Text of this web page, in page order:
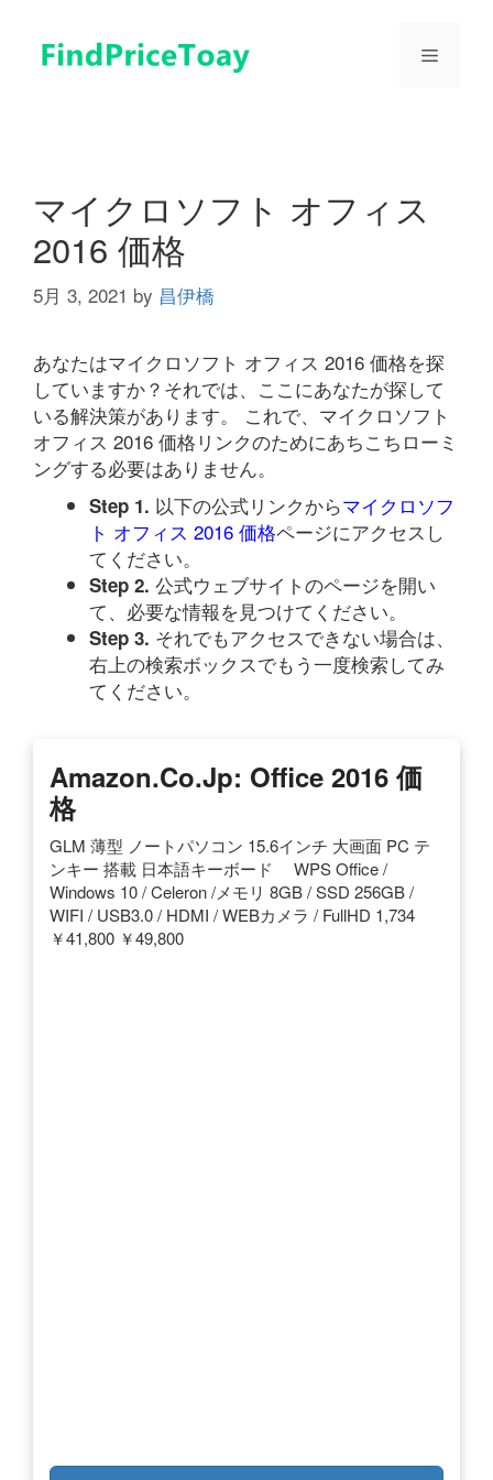
メ
マイクロソフト オフィス
2016 価格
5月 3, 2021 by 昌伊橋
あなたはマイクロソフト オフィス 2016 価格を探
していますか？それでは、ここにあなたが探して
いる解決策があります。 これで、マイクロソフト
オフィス 2016 価格リンクのためにあちこちローミ
ングする必要はありません。
Step 1. 以下の公式リンクからマイクロソフ
ト オフィス 2016 価格ページにアクセスし
てください。
Step 2. 公式ウェブサイトのページを開い
て、必要な情報を見つけてください。
Step 3. それでもアクセスできない場合は、
右上の検索ボックスでもう一度検索してみ
てください。
Amazon.co.jp: Office 2016 価
格
GLM 薄型 ノートパソコン 15.6インチ 大画面 PC テ
ンキー 搭載 日本語キーボード WPS Office /
Windows 10 / Celeron /メモリ 8GB / SSD 256GB /
WIFI / USB3.0 / HDMI / WEBカメラ / FullHD 1,734
￥41,800 ￥49,800